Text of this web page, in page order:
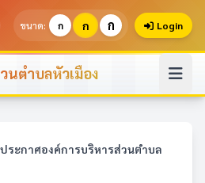
ขนาด: ก ก ก Login
นตำบลหัวเมือง
ประกาศองค์การบริหารส่วนตำบล